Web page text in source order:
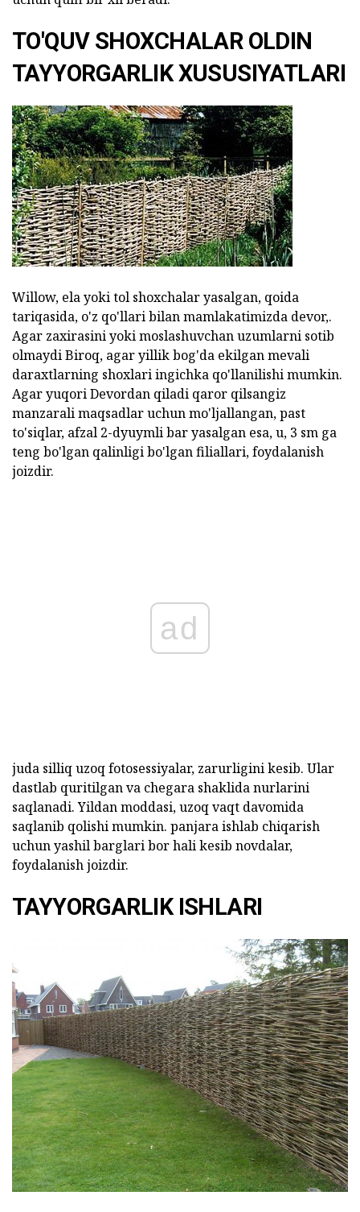
TO'QUV SHOXCHALAR OLDIN
TAYYORGARLIK XUSUSIYATLARI
Willow, ela yoki tol shoxchalar yasalgan, qoida
tariqasida, o'z qo'llari bilan mamlakatimizda devor,.
Agar zaxirasini yoki moslashuvchan uzumlarni sotib
olmaydi Biroq, agar yillik bog'da ekilgan mevali
daraxtlarning shoxlari ingichka qo'llanilishi mumkin.
Agar yuqori Devordan qiladi qaror qilsangiz
manzarali maqsadlar uchun mo'ljallangan, past
to'siqlar, afzal 2-dyuymli bar yasalgan esa, u, 3 sm ga
teng bo'lgan qalinligi bo'lgan filiallari, foydalanish
joizdir.
ad
juda silliq uzoq fotosessiyalar, zarurligini kesib. Ular
dastlab quritilgan va chegara shaklida nurlarini
saqlanadi. Yildan moddasi, uzoq vaqt davomida
saqlanib qolishi mumkin. panjara ishlab chiqarish
uchun yashil barglari bor hali kesib novdalar,
foydalanish joizdir.
TAYYORGARLIK ISHLARI